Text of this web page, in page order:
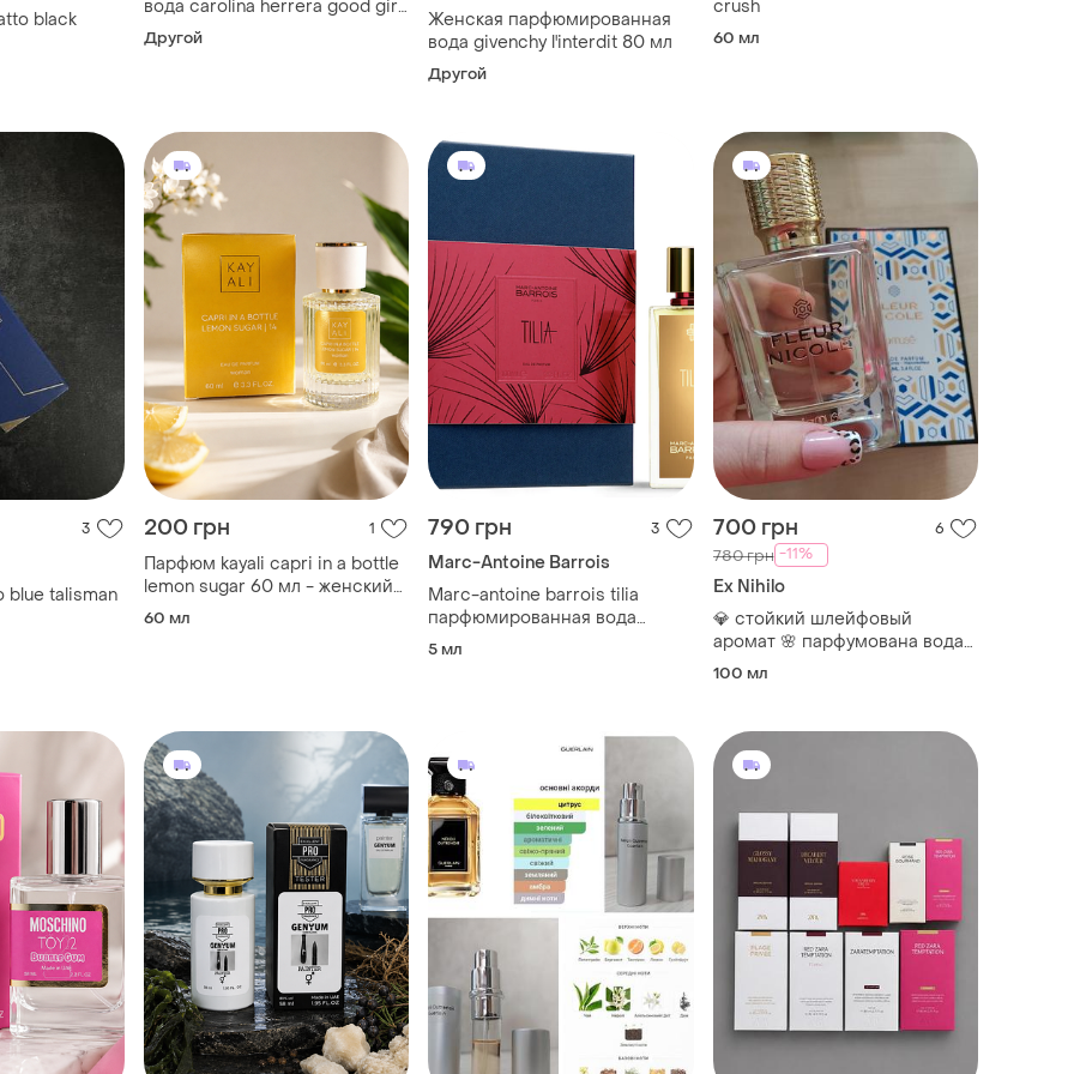
black
вода carolina herrera good girl
white 80 мл херера гудл вайт
белая
Другой
Женская парфюмированная
вода givenchy l'interdit 80 мл
Другой
crush
60 мл
3
blue talisman
200 грн 1
Парфюм kayali capri in a bottle
lemon sugar 60 мл - женский
свежий аромат (каяли лемон
60 мл
790 грн 3
Marc-Antoine Barrois
Marc-antoine barrois tilia
парфюмированная вода
унисекс, 5 мл оригинал
5 мл
700 грн 6
780 грн -11%
Ex Nihilo
💎 стойкий шлейфовый
аромат 🌸 парфумована вода
lamuse fleur nicole 100 мл 💧
100 мл